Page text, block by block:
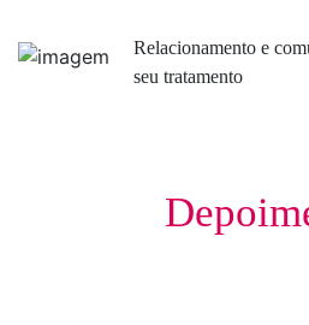
Relacionamento e
seu tratamento